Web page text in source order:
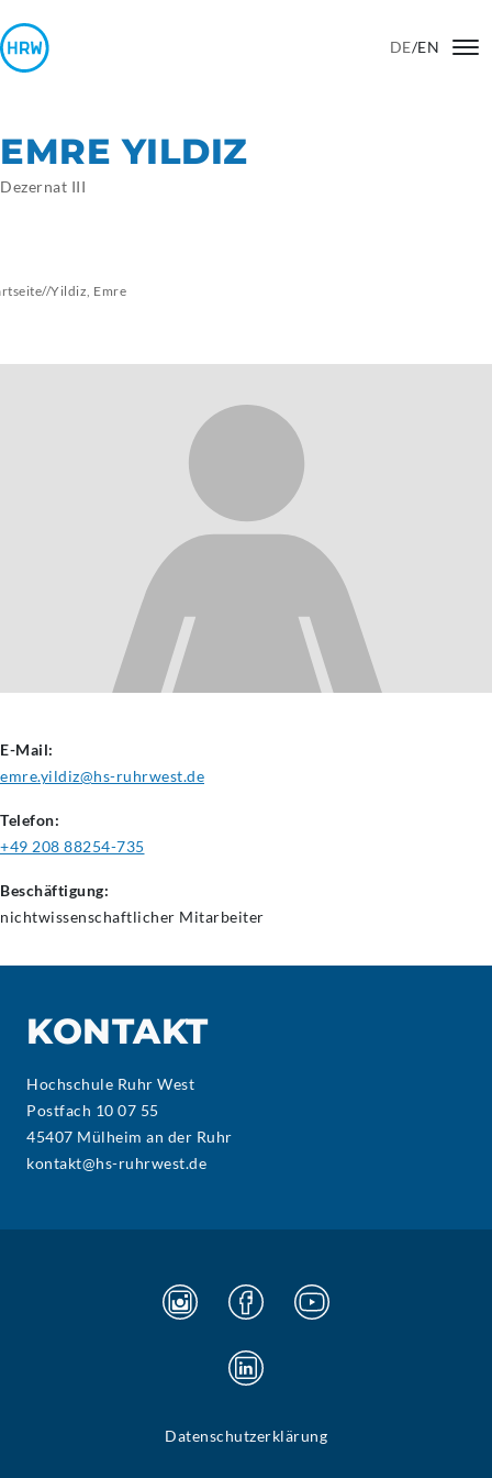
DE/EN
EMRE YILDIZ
Dezernat III
//Yildiz, Emre
E-Mail:
emre.yildiz@hs-ruhrwest.de
Telefon:
+49 208 88254-735
Beschäftigung:
nichtwissenschaftlicher Mitarbeiter
KONTAKT
Hochschule Ruhr West
Postfach 10 07 55
45407 Mülheim an der Ruhr
kontakt@hs-ruhrwest.de
Datenschutzerklärung